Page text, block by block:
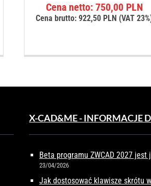
Cena netto: 750,00 PLN
Cena brutto:922,50 PLN (VAT
X-CAD&ME - INFORMACJE
Beta programu ZWCAD 2027 jest
23/04/2026
Jak dostosować klawisze skrótu